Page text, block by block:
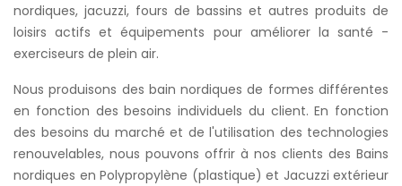
nordiques, jacuzzi, fours de bassins et autres produits de
loisirs actifs et équipements pour améliorer la santé -
exerciseurs de plein air.
Nous produisons des bain nordiques de formes différentes
en fonction des besoins individuels du client. En fonction
des besoins du marché et de l'utilisation des technologies
renouvelables, nous pouvons offrir à nos clients des Bains
nordiques en Polypropylène (plastique) et Jacuzzi extérieur